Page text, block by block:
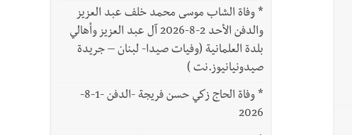
* وفاة الشاب موسى محمد خلف عبد العزيز
والدفن الأحد 2-8-2026 آل عبد العزيز وأهالي
بلدة العلمانية (وفيات صيدا- لبنان – جريدة
صيدونيانيوز.نت )
*
وفاة الحاج زكي حسن فريجة -الدفن -1-8-
2026